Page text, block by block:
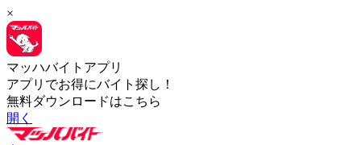
×
マッハバイトアプリ
アプリでお得にバイト探し！
無料ダウンロードはこちら
開く